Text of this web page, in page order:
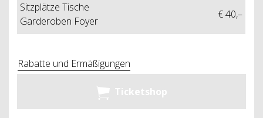
Sitzplätze Tische
Garderoben Foyer
€ 40,–
Rabatte und Ermäßigungen
Ticketshop